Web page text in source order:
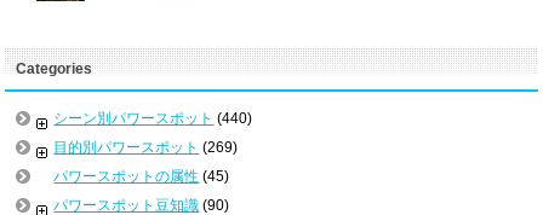
Categories
シーン別パワースポット (440)
目的別パワースポット (269)
パワースポットの属性 (45)
パワースポット豆知識 (90)